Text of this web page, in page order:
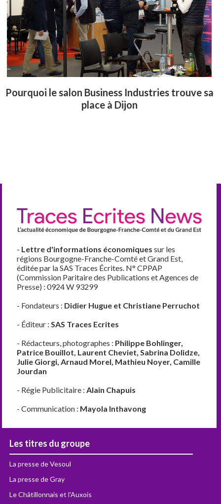
Pourquoi le salon Business Industries trouve sa
place à Dijon
- Lettre d'informations économiques sur les
régions Bourgogne-Franche-Comté et Grand Est,
éditée par la SAS Traces Écrites. N° CPPAP
(Commission Paritaire des Publications et Agences de
Presse) : 0924 W 93299
- Fondateurs : Didier Hugue et Christiane Perruchot
- Éditeur :SAS Traces Ecrites
- Rédacteurs, photographes : Philippe Bohlinger,
Patrice Bouillot, Laurent Cheviet, Sabrina Dolidze,
Julie Giorgi, Arnaud Morel, Mathieu Noyer, Camille
Jourdan
- Régie Publicitaire :Alain Chapuis
- Communication : Mayola Inthavong
Les titres du groupe
La presse de Vesoul
La presse de Gray
Le Châtillonnais et l'Auxois